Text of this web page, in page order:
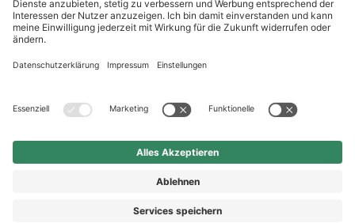
7,90 €
In Warenkorb
Abhängig vom Lieferland kann die MwSt. an der Kasse
Newsletter
Kauf auf Rechnung
Rechnungskauf
Nachnahme